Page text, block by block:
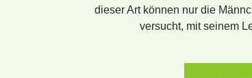
dieser Art können nur die
versucht, mit seinem